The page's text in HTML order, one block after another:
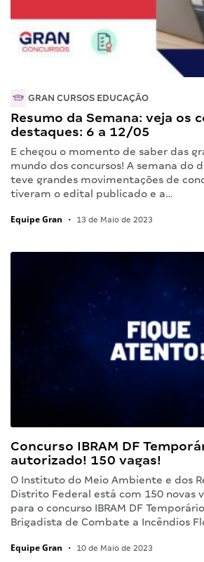
GRAN CURSOS EDUCAÇÃO
Resumo da Semana: veja os
destaques: 6 a 12/05
E chegou o momento de saber das
mundo dos concursos! A semana do
teve grandes movimentações de
tiveram o edital publicado e a…
Equipe Gran • 13 de Maio de 2023
Concurso IBRAM DF
autorizado! 150 vagas!
O Instituto do Meio Ambiente e dos
Distrito Federal está com 150 novas
para o concurso IBRAM DF
Brigadista de Combate a Incêndios
Equipe Gran • 10 de Maio de 2023